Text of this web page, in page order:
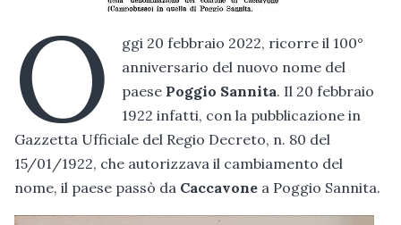
O
ggi 20 febbraio 2022, ricorre il 100°
anniversario del nuovo nome del
paese Poggio Sannita. Il 20 febbraio
1922 infatti, con la pubblicazione in
Gazzetta Ufficiale del Regio Decreto, n. 80 del
15/01/1922, che autorizzava il cambiamento del
nome, il paese passò da Caccavone a Poggio Sannita.